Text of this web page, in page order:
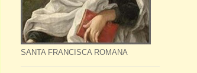
SANTA FRANCISCA ROMANA